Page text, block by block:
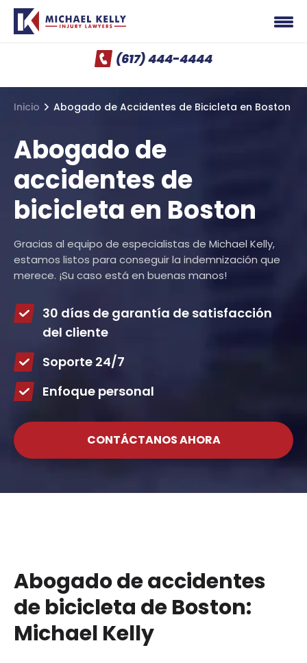
(617) 444-4444
Inicio Abogado de Accidentes de Bicicleta en Boston
Abogado de
accidentes de
bicicleta en Boston
Gracias al equipo de especialistas de Michael Kelly,
estamos listos para conseguir la indemnización que
merece. ¡Su caso está en buenas manos!
30 días de garantía de satisfacción
del cliente
Soporte 24/7
Enfoque personal
CONTÁCTANOS AHORA
Abogado de accidentes
de bicicleta de Boston:
Michael Kelly